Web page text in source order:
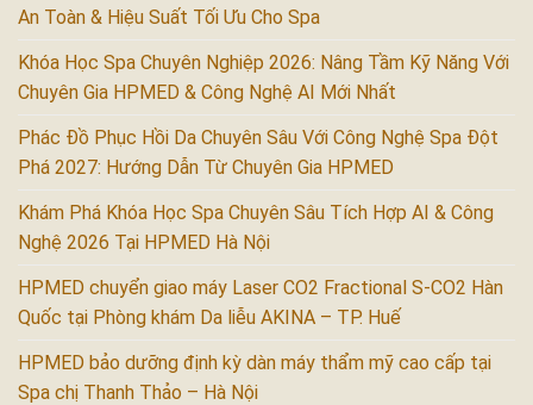
An Toàn & Hiệu Suất Tối Ưu Cho Spa
Khóa Học Spa Chuyên Nghiệp 2026: Nâng Tầm Kỹ Năng Với
Chuyên Gia HPMED & Công Nghệ AI Mới Nhất
Phác Đồ Phục Hồi Da Chuyên Sâu Với Công Nghệ Spa Đột
Phá 2027: Hướng Dẫn Từ Chuyên Gia HPMED
Khám Phá Khóa Học Spa Chuyên Sâu Tích Hợp AI & Công
Nghệ 2026 Tại HPMED Hà Nội
HPMED chuyển giao máy Laser CO2 Fractional S-CO2 Hàn
Quốc tại Phòng khám Da liễu AKINA – TP. Huế
HPMED bảo dưỡng định kỳ dàn máy thẩm mỹ cao cấp tại
Spa chị Thanh Thảo – Hà Nội